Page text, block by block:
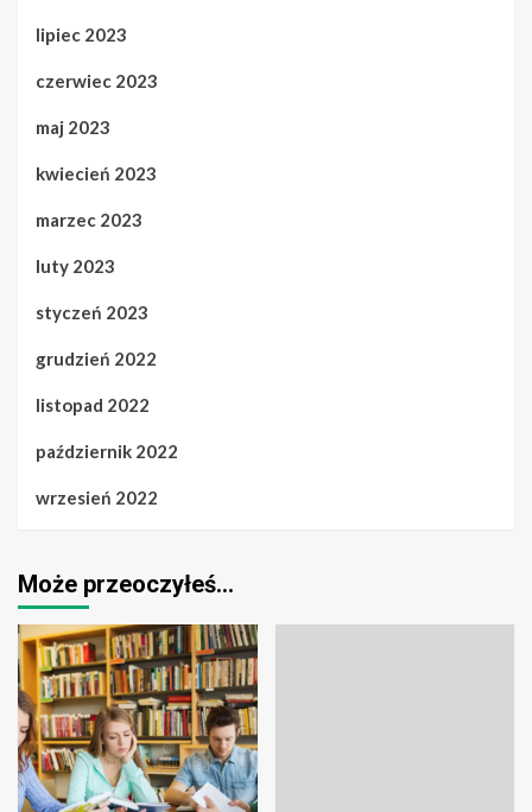
lipiec 2023
czerwiec 2023
maj 2023
kwiecień 2023
marzec 2023
luty 2023
styczeń 2023
grudzień 2022
listopad 2022
październik 2022
wrzesień 2022
Może przeoczyłeś…